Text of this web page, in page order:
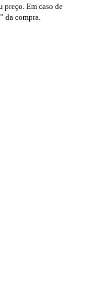
preço. Em caso de
da compra.